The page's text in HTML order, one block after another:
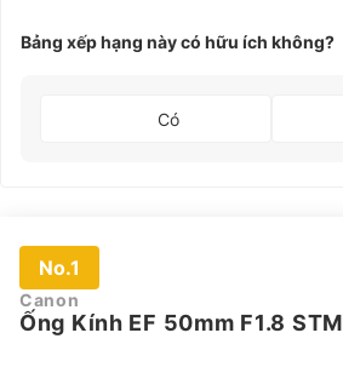
Bảng xếp hạng này có hữu ích không?
Có
No.1
Canon
Ống Kính EF 50mm F1.8 STM